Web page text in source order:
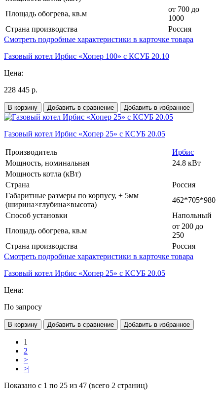
Площадь обогрева, кв.м
от 700 до
1000
Страна производства
Россия
Смотреть подробные характеристики в карточке товара
Газовый котел Ирбис «Хопер 100» с КСУБ 20.10
Цена:
228 445 р.
В корзину Добавить в сравнение Добавить в избранное
Газовый котел Ирбис «Хопер 25» с КСУБ 20.05
Производитель
Ирбис
Мощность, номинальная
24.8 кВт
Мощность котла (кВт)
Страна
Россия
Габаритные размеры по корпусу, ± 5мм
(ширина×глубина×высота)
462*705*980
Способ установки
Напольный
Площадь обогрева, кв.м
от 200 до
250
Страна производства
Россия
Смотреть подробные характеристики в карточке товара
Газовый котел Ирбис «Хопер 25» с КСУБ 20.05
Цена:
По запросу
В корзину Добавить в сравнение Добавить в избранное
1
2
>
>|
Показано с 1 по 25 из 47 (всего 2 страниц)